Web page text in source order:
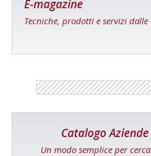
E-magazine
Tecniche, prodotti e servizi dalle
Catalogo
Un modo semplice per